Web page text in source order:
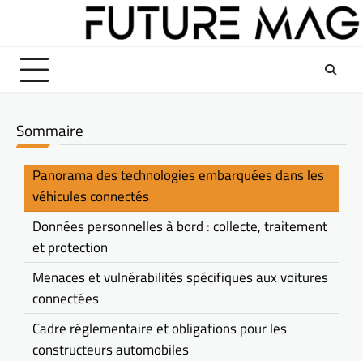
Sommaire
Panorama des technologies embarquées dans les
véhicules connectés
Données personnelles à bord : collecte, traitement
et protection
Menaces et vulnérabilités spécifiques aux voitures
connectées
Cadre réglementaire et obligations pour les
constructeurs automobiles